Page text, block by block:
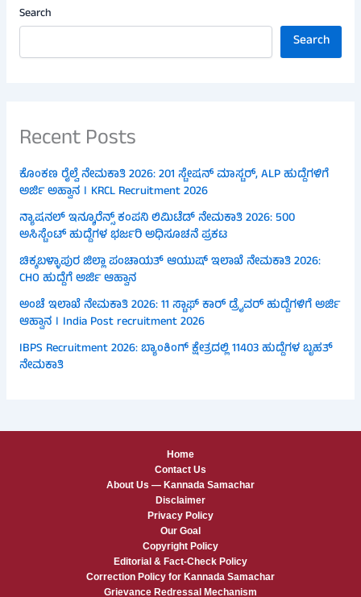
Search
Search
Recent Posts
ಕೊಂಕಣ ರೈಲ್ವೆ ನೇಮಕಾತಿ 2026: 201 ಸ್ಟೇಷನ್ ಮಾಸ್ಟರ್, ALP ಹುದ್ದೆಗಳಿಗೆ
ಅರ್ಜಿ ಅಹ್ವಾನ । KRCL Recruitment 2026
ನ್ಯಾಷನಲ್ ಇನ್ಶೂರೆನ್ಸ್ ಕಂಪನಿ ಲಿಮಿಟೆಡ್ ನೇಮಕಾತಿ 2026: 500
ಅಸಿಸ್ಟೆಂಟ್ ಹುದ್ದೆಗಳ ಭರ್ಜರಿ ಅಧಿಸೂಚನೆ ಪ್ರಕಟ
ಚಿಕ್ಕಬಳ್ಳಾಪುರ ಜಿಲ್ಲಾ ಪಂಚಾಯತ್ ಆಯುಷ್ ಇಲಾಖೆ ನೇಮಕಾತಿ 2026:
CHO ಹುದ್ದೆಗೆ ಅರ್ಜಿ ಆಹ್ವಾನ
ಅಂಚೆ ಇಲಾಖೆ ನೇಮಕಾತಿ 2026: 11 ಸ್ಟಾಫ್ ಕಾರ್ ಡ್ರೈವರ್ ಹುದ್ದೆಗಳಿಗೆ ಅರ್ಜಿ
ಆಹ್ವಾನ । India Post recruitment 2026
IBPS Recruitment 2026: ಬ್ಯಾಂಕಿಂಗ್ ಕ್ಷೇತ್ರದಲ್ಲಿ 11403 ಹುದ್ದೆಗಳ ಬೃಹತ್
ನೇಮಕಾತಿ
Home
Contact Us
About Us — Kannada Samachar
Disclaimer
Privacy Policy
Our Goal
Copyright Policy
Editorial & Fact-Check Policy
Correction Policy for Kannada Samachar
Grievance Redressal Mechanism